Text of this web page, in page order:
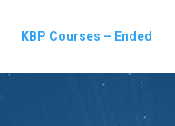
KBP Courses – Ended